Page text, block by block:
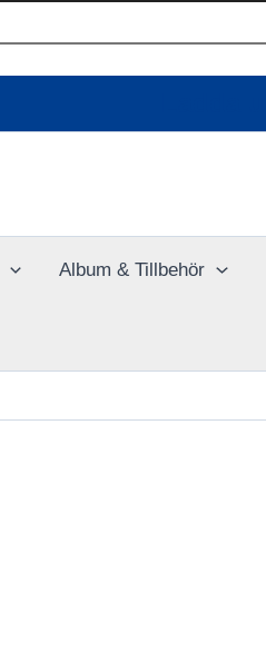
Album & Tillbehör